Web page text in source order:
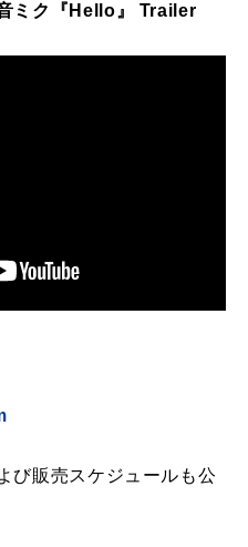
ミク『Hello』 Trailer
び販売スケジュールも公